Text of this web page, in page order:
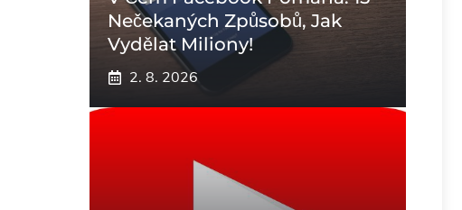
Nečekaných Způsobů, Jak
Vydělat Miliony!
2. 8. 2026